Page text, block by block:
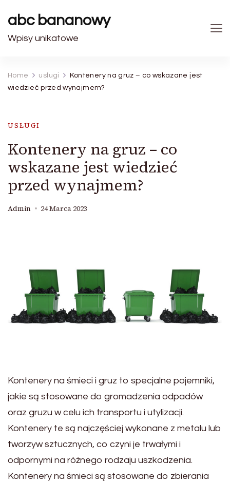
abc bananowy
Wpisy unikatowe
Home usługi
Kontenery na gruz – co wskazane jest
wiedzieć przed wynajmem?
USŁUGI
Kontenery na gruz – co
wskazane jest wiedzieć
przed wynajmem?
Admin 24 Marca 2023
Kontenery na śmieci i gruz to specjalne pojemniki,
jakie są stosowane do gromadzenia odpadów
oraz gruzu w celu ich transportu i utylizacji.
Kontenery te są najczęściej wykonane z metalu lub
tworzyw sztucznych, co czyni je trwałymi i
odpornymi na różnego rodzaju uszkodzenia.
Kontenery na śmieci są stosowane do zbierania